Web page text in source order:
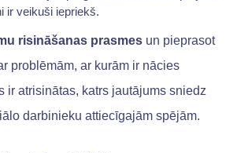
ir veikuši iepriekš.
risināšanas prasmes un pieprasot
problēmām, ar kurām ir nācies
ir atrisinātas, katrs jautājums sniedz
darbinieku attiecīgajām spējām.